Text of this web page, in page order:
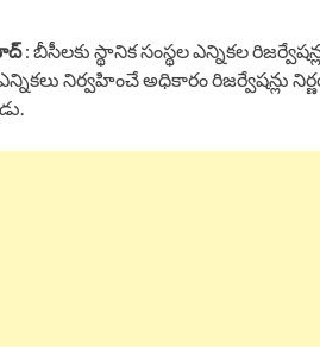
: బీసీలకు స్థానిక సంస్థల ఎన్నికల
ఎన్నికలు నిర్వహించే అధికారం రిజర్వేషన్లు